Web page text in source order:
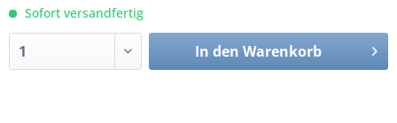
Sofort versandfertig
In den Warenkorb